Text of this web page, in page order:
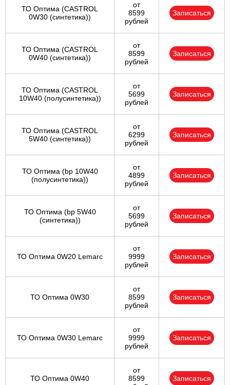
ТО Оптима (CASTROL
0W30 (синтетика))
от
8599
рублей
Записаться
ТО Оптима (CASTROL
0W40 (синтетика))
от
8599
рублей
Записаться
ТО Оптима (CASTROL
10W40 (полусинтетика))
от
5699
рублей
Записаться
ТО Оптима (CASTROL
5W40 (синтетика))
от
6299
рублей
Записаться
ТО Оптима (bp 10W40
(полусинтетика))
от
4899
рублей
Записаться
ТО Оптима (bp 5W40
(синтетика))
от
5699
рублей
Записаться
ТО Оптима 0W20 Lemarc
от
9999
рублей
Записаться
ТО Оптима 0W30
от
8599
рублей
Записаться
ТО Оптима 0W30 Lemarc
от
9999
рублей
Записаться
ТО Оптима 0W40
от
8599
Записаться